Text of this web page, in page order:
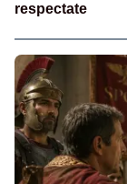
respectate